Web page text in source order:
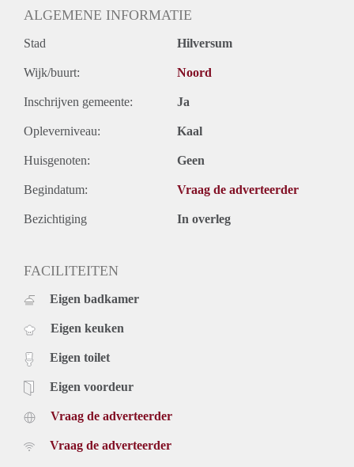
ALGEMENE INFORMATIE
Stad Hilversum
Wijk/buurt: Noord
Inschrijven gemeente: Ja
Opleverniveau: Kaal
Huisgenoten: Geen
Begindatum: Vraag de adverteerder
Bezichtiging In overleg
FACILITEITEN
Eigen badkamer
Eigen keuken
Eigen toilet
Eigen voordeur
Vraag de adverteerder
Vraag de adverteerder